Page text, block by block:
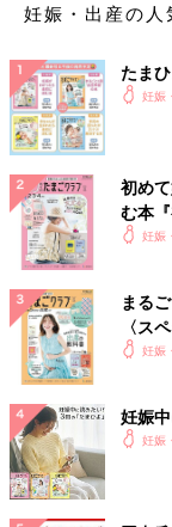
妊娠・出産の
たま
妊娠
初め
む本
妊娠
まる
〈ス
妊娠
妊娠
妊娠